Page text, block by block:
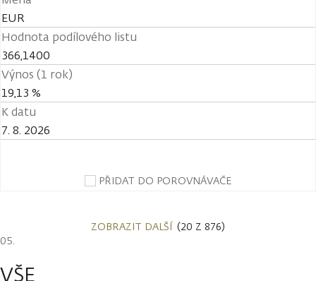
EUR
Hodnota podílového listu
366,1400
Výnos (1 rok)
19,13 %
K datu
7. 8. 2026
PŘIDAT DO POROVNÁVAČE
ZOBRAZIT DALŠÍ (20 Z 876)
VŠE